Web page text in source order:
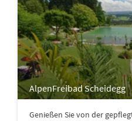
AlpenFreibad Scheidegg
Genießen Sie von der